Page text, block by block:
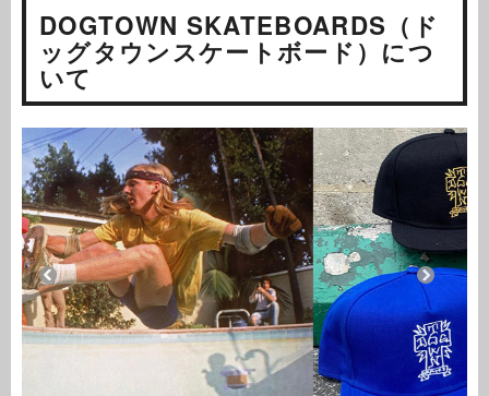
DOGTOWN SKATEBOARDS（ド
ッグタウンスケートボード）につ
いて